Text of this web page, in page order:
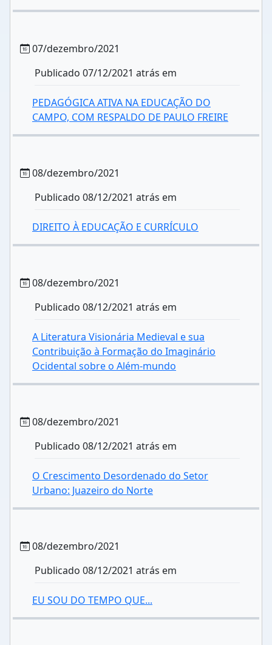
07/dezembro/2021
Publicado 07/12/2021 atrás em
PEDAGÓGICA ATIVA NA EDUCAÇÃO DO
CAMPO, COM RESPALDO DE PAULO FREIRE
08/dezembro/2021
Publicado 08/12/2021 atrás em
DIREITO À EDUCAÇÃO E CURRÍCULO
08/dezembro/2021
Publicado 08/12/2021 atrás em
A Literatura Visionária Medieval e sua
Contribuição à Formação do Imaginário
Ocidental sobre o Além-mundo
08/dezembro/2021
Publicado 08/12/2021 atrás em
O Crescimento Desordenado do Setor
Urbano: Juazeiro do Norte
08/dezembro/2021
Publicado 08/12/2021 atrás em
EU SOU DO TEMPO QUE...